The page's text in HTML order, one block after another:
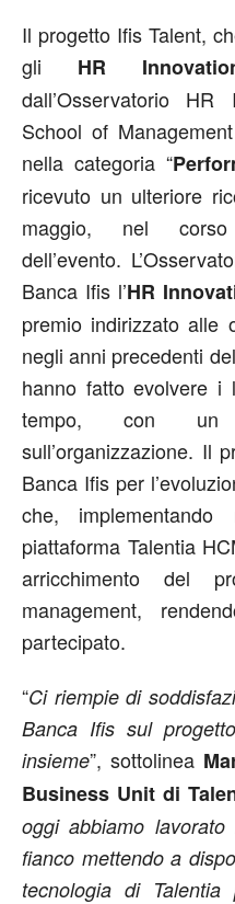
Il progetto Ifis Talent,
gli HR
dall’Osservatorio
School of
nella categoria “
ricevuto un ulteriore
maggio, nel corso
dell’evento.
Banca Ifis l’HR
premio indirizzato alle
negli anni precedenti
hanno fatto evolvere i
tempo, con un
sull’organizzazione. Il
Banca Ifis per
che,
piattaforma Talentia
arricchimento del
management,
partecipato.
“Ci riempie di
Banca Ifis sul
insieme”, sottolinea
Business Unit di
oggi abbiamo
fianco mettendo a
tecnologia di